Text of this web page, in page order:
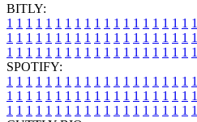
BITLY:
1 1 1 1 1 1 1 1 1 1 1 1 1 1 1 1 1 1 1 1
1 1 1 1 1 1 1 1 1 1 1 1 1 1 1 1 1 1 1 1
1 1 1 1 1 1 1 1 1 1 1 1 1 1 1 1 1 1 1 1
SPOTIFY:
1 1 1 1 1 1 1 1 1 1 1 1 1 1 1 1 1 1 1 1
1 1 1 1 1 1 1 1 1 1 1 1 1 1 1 1 1 1 1 1
1 1 1 1 1 1 1 1 1 1 1 1 1 1 1 1 1 1 1 1